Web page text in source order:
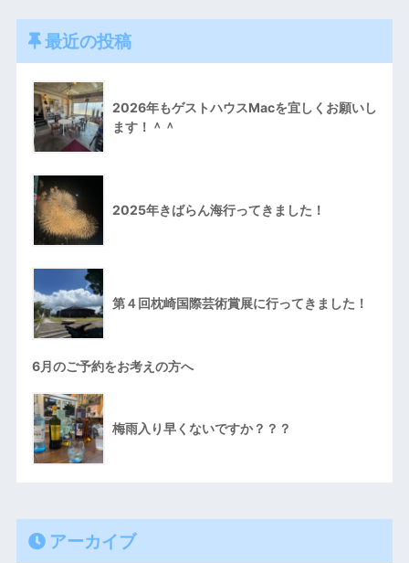
最近の投稿
2026年もゲストハウスMacを宜しくお願いし
ます！＾＾
2025年きばらん海行ってきました！
第４回枕崎国際芸術賞展に行ってきました！
6月のご予約をお考えの方へ
梅雨入り早くないですか？？？
アーカイブ